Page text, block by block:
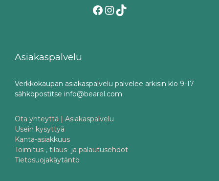
Facebook
Instagram
TikTok
Asiakaspalvelu
Verkkokaupan asiakaspalvelu palvelee arkisin klo 9-17
sähköpostitse info@bearel.com
Ota yhteyttä | Asiakaspalvelu
Usein kysyttyä
Kanta-asiakkuus
Toimitus-, tilaus- ja palautusehdot
Tietosuojakäytäntö